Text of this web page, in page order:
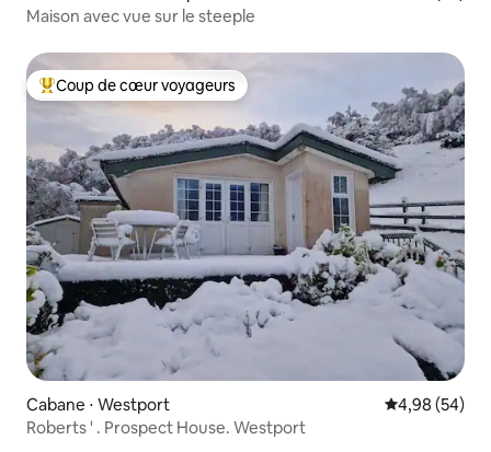
Maison avec vue sur le steeple
Coups de cœur voyageurs les plus appréciés
Coup de cœur voyageurs
Cabane ⋅ Westport Évaluation
4,98 (54)
Roberts ' . Prospect House. Westport